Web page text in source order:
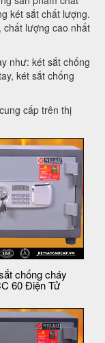
két sắt chất lượng.
chất lượng cao nhất
như: két sắt chống
két sắt chống
cấp trên thị
chống cháy
60 Điện Tử